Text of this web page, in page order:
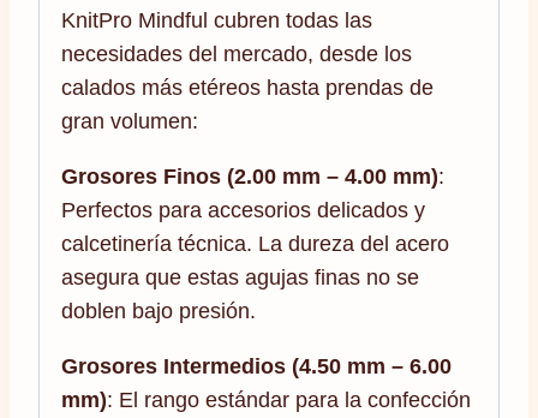
KnitPro Mindful cubren todas las
necesidades del mercado, desde los
calados más etéreos hasta prendas de
gran volumen:
Grosores Finos (2.00 mm – 4.00 mm):
Perfectos para accesorios delicados y
calcetinería técnica. La dureza del acero
asegura que estas agujas finas no se
doblen bajo presión.
Grosores Intermedios (4.50 mm – 6.00
mm): El rango estándar para la confección